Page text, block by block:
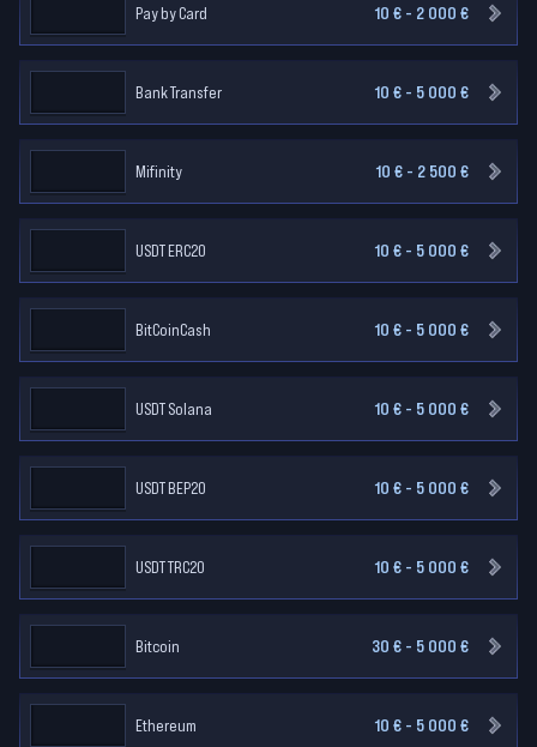
Pay by Card 10 € - 2 000 €
Bank Transfer 10 € - 5 000 €
Mifinity 10 € - 2 500 €
USDT ERC20 10 € - 5 000 €
BitCoinCash 10 € - 5 000 €
USDT Solana 10 € - 5 000 €
USDT BEP20 10 € - 5 000 €
USDT TRC20 10 € - 5 000 €
Bitcoin 30 € - 5 000 €
Ethereum 10 € - 5 000 €